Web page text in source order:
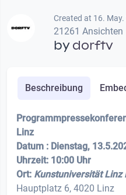
Created at 16.
21261 Ansichten
bydorftv
Beschreibung
Linz
Datum : Dienstag,
Uhrzeit: 10:00 Uhr
Ort: Kunstuniversität Linz
Hauptplatz 6, 4020 Linz